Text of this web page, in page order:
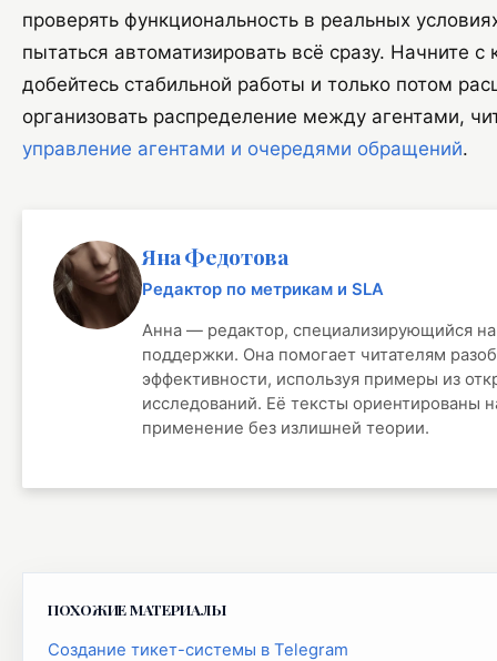
проверять функциональность в реальных
пытаться автоматизировать всё сразу. Начните с
добейтесь стабильной работы и только потом
организовать распределение между агентами,
управление агентами и очередями обращений.
Яна Федотова
Редактор по метрикам и SLA
Анна — редактор, специализирующийся
поддержки. Она помогает читателям
эффективности, используя примеры из
исследований. Её тексты ориентированы
применение без излишней теории.
ПОХОЖИЕ МАТЕРИАЛЫ
Создание тикет-системы в Telegram